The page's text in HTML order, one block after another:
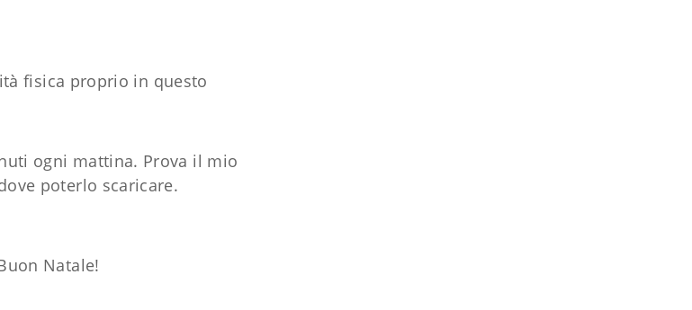
fisica proprio in questo
ogni mattina. Prova il mio
poterlo scaricare.
Natale!